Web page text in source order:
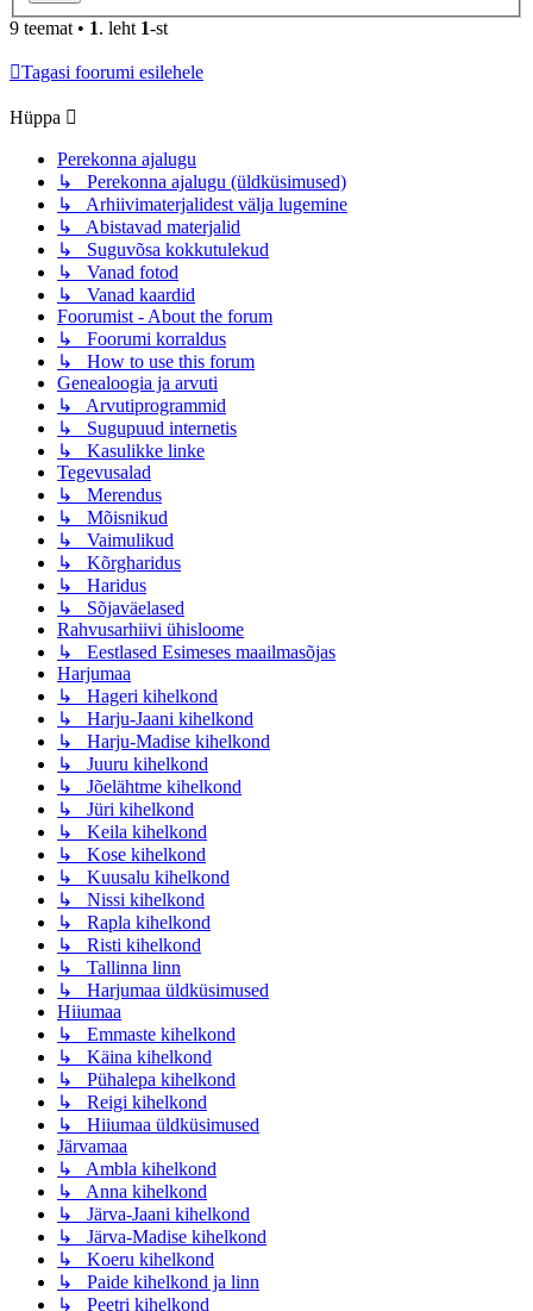
9 teemat • 1. leht 1-st
Tagasi foorumi esilehele
Hüppa
Perekonna ajalugu
↳ Perekonna ajalugu (üldküsimused)
↳ Arhiivimaterjalidest välja lugemine
↳ Abistavad materjalid
↳ Suguvõsa kokkutulekud
↳ Vanad fotod
↳ Vanad kaardid
Foorumist - About the forum
↳ Foorumi korraldus
↳ How to use this forum
Genealoogia ja arvuti
↳ Arvutiprogrammid
↳ Sugupuud internetis
↳ Kasulikke linke
Tegevusalad
↳ Merendus
↳ Mõisnikud
↳ Vaimulikud
↳ Kõrgharidus
↳ Haridus
↳ Sõjaväelased
Rahvusarhiivi ühisloome
↳ Eestlased Esimeses maailmasõjas
Harjumaa
↳ Hageri kihelkond
↳ Harju-Jaani kihelkond
↳ Harju-Madise kihelkond
↳ Juuru kihelkond
↳ Jõelähtme kihelkond
↳ Jüri kihelkond
↳ Keila kihelkond
↳ Kose kihelkond
↳ Kuusalu kihelkond
↳ Nissi kihelkond
↳ Rapla kihelkond
↳ Risti kihelkond
↳ Tallinna linn
↳ Harjumaa üldküsimused
Hiiumaa
↳ Emmaste kihelkond
↳ Käina kihelkond
↳ Pühalepa kihelkond
↳ Reigi kihelkond
↳ Hiiumaa üldküsimused
Järvamaa
↳ Ambla kihelkond
↳ Anna kihelkond
↳ Järva-Jaani kihelkond
↳ Järva-Madise kihelkond
↳ Koeru kihelkond
↳ Paide kihelkond ja linn
↳ Peetri kihelkond